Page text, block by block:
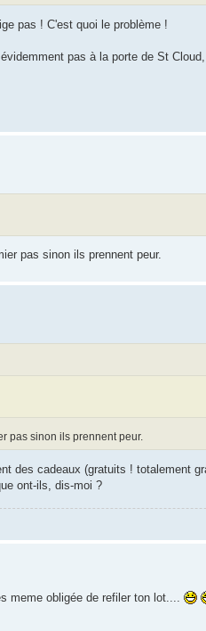
pas ! C'est quoi le problème !
pas à la porte de St
pas sinon ils prennent peur.
pas sinon ils prennent peur.
des cadeaux (gratuits ! totalement
ont-ils, dis-moi ?
meme obligée de refiler ton lot....